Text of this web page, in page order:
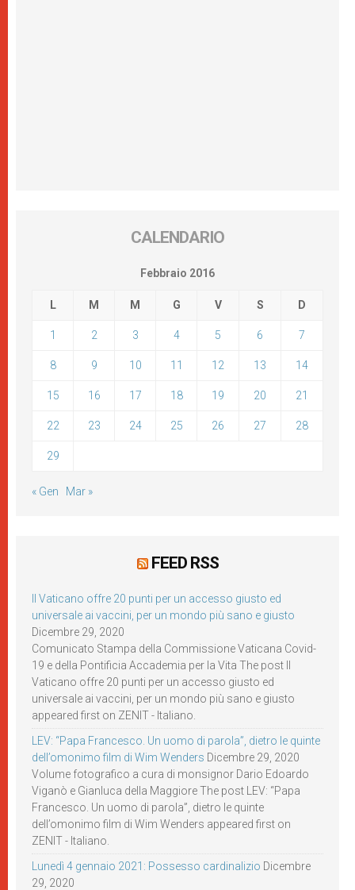
CALENDARIO
Febbraio 2016
L M M G V S D
1 2 3 4 5 6 7
8 9 10 11 12 13 14
15 16 17 18 19 20 21
22 23 24 25 26 27 28
29
« Gen Mar »
FEED RSS
Il Vaticano offre 20 punti per un accesso giusto ed
universale ai vaccini, per un mondo più sano e giusto
Dicembre 29, 2020
Comunicato Stampa della Commissione Vaticana Covid-
19 e della Pontificia Accademia per la Vita The post Il
Vaticano offre 20 punti per un accesso giusto ed
universale ai vaccini, per un mondo più sano e giusto
appeared first on ZENIT - Italiano.
LEV: “Papa Francesco. Un uomo di parola”, dietro le quinte
dell’omonimo film di Wim Wenders Dicembre 29, 2020
Volume fotografico a cura di monsignor Dario Edoardo
Viganò e Gianluca della Maggiore The post LEV: “Papa
Francesco. Un uomo di parola”, dietro le quinte
dell’omonimo film di Wim Wenders appeared first on
ZENIT - Italiano.
Lunedì 4 gennaio 2021: Possesso cardinalizio Dicembre
29, 2020